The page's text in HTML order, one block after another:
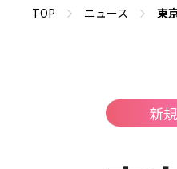
TOP ニュース 東
新